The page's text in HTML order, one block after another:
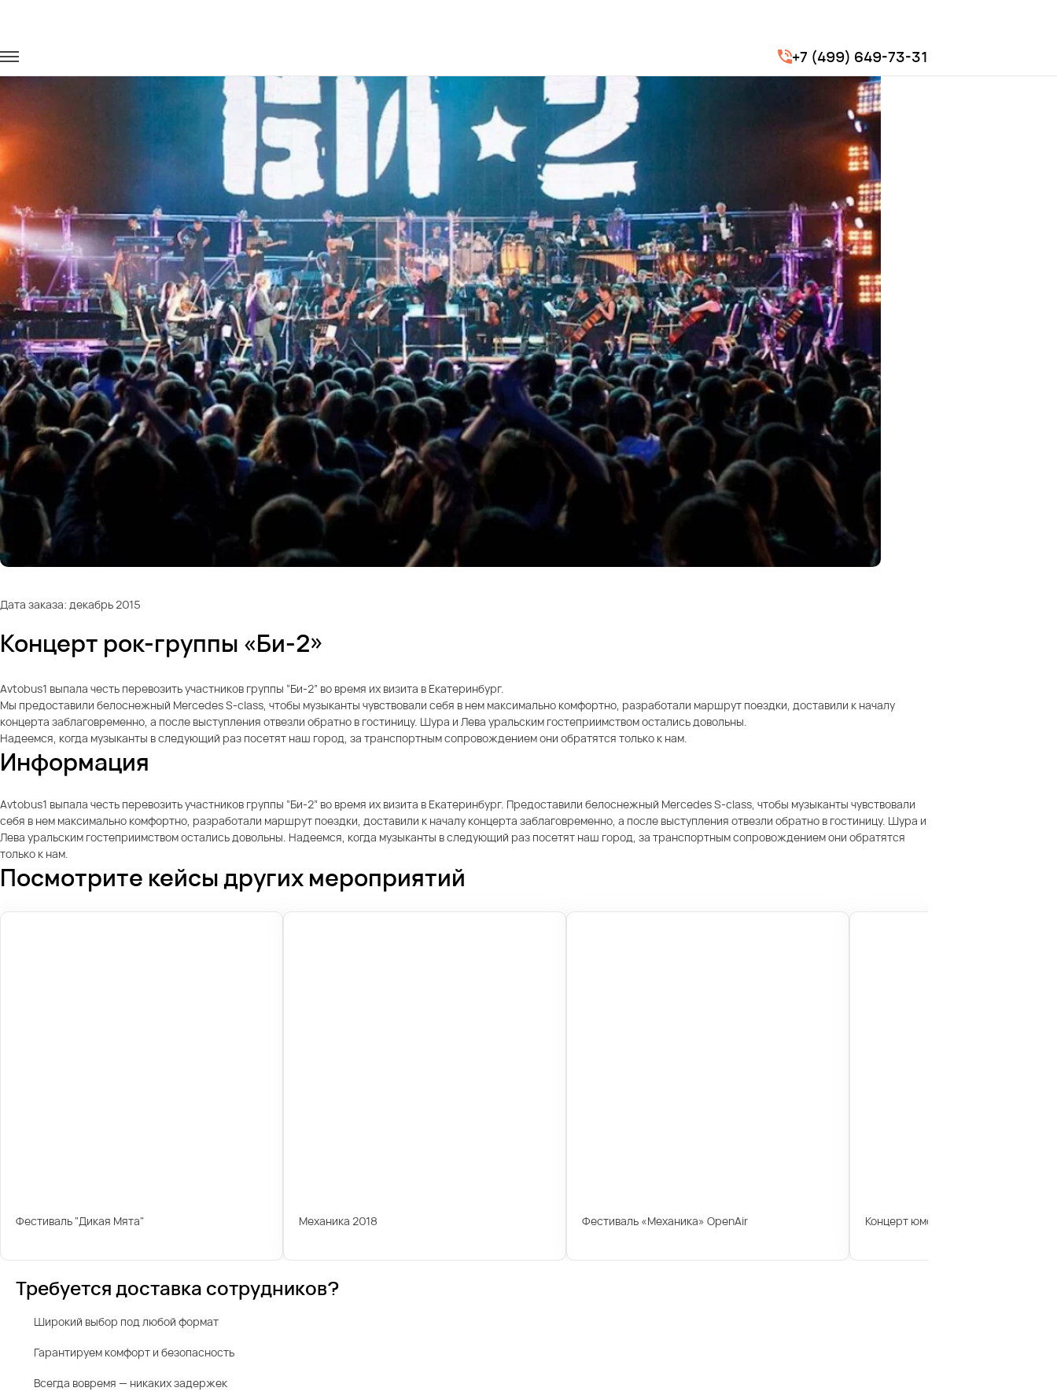
+7 (499) 649-73-31
Дата заказа: декабрь 2015
Концерт рок-группы «Би-2»
Avtobus1 выпала честь перевозить участников группы “Би-2” во время их визита в Екатеринбург.
Мы предоставили белоснежный Mercedes S-class, чтобы музыканты чувствовали себя в нем максимально комфортно, разработали маршрут поездки, доставили к началу
концерта заблаговременно, а после выступления отвезли обратно в гостиницу. Шура и Лева уральским гостеприимством остались довольны.
Надеемся, когда музыканты в следующий раз посетят наш город, за транспортным сопровождением они обратятся только к нам.
Информация
Avtobus1 выпала честь перевозить участников группы “Би-2” во время их визита в Екатеринбург. Предоставили белоснежный Mercedes S-class, чтобы музыканты чувствовали
себя в нем максимально комфортно, разработали маршрут поездки, доставили к началу концерта заблаговременно, а после выступления отвезли обратно в гостиницу. Шура и
Лева уральским гостеприимством остались довольны. Надеемся, когда музыканты в следующий раз посетят наш город, за транспортным сопровождением они обратятся
только к нам.
Посмотрите кейсы других мероприятий
Фестиваль "Дикая Мята" Механика 2018 Фестиваль «Механика» OpenAir Концерт юмориста Геннадия
Требуется доставка сотрудников?
Широкий выбор под любой формат
Гарантируем комфорт и безопасность
Всегда вовремя — никаких задержек